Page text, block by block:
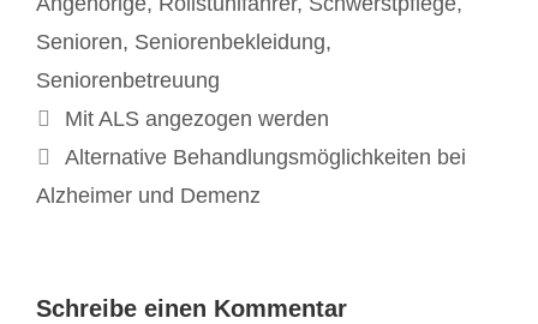
Senioren, Seniorenbekleidung,
Seniorenbetreuung
Beitrags-
Navigation
Mit ALS angezogen werden
Alternative Behandlungsmöglichkeiten bei
Alzheimer und Demenz
Schreibe einen Kommentar